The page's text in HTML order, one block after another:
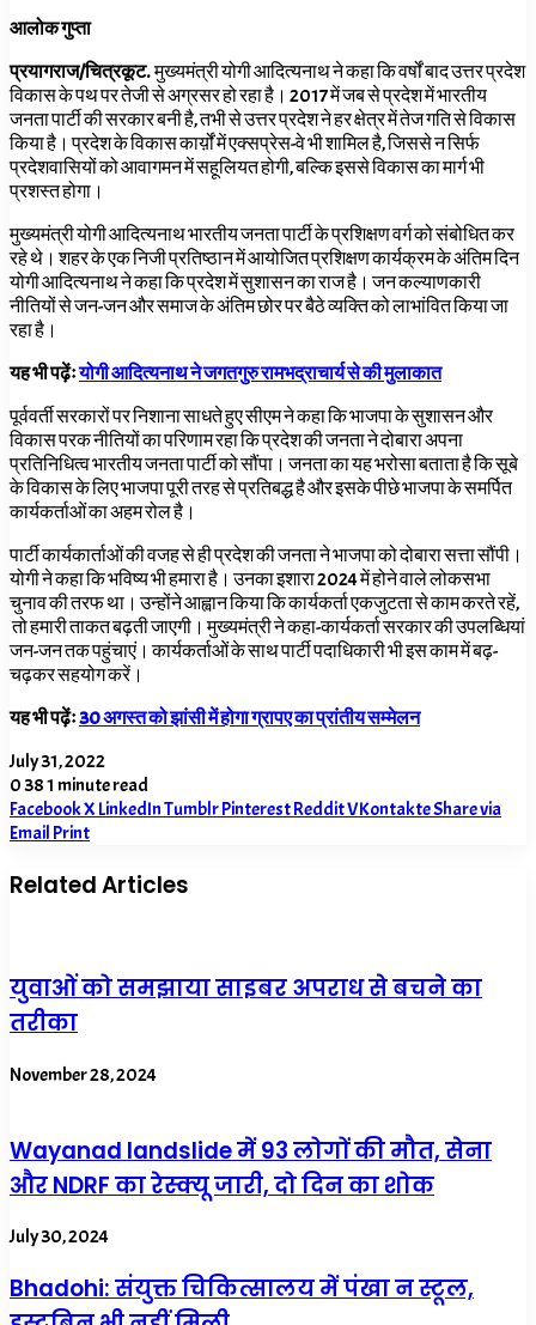
आलोक गुप्ता
प्रयागराज/चित्रकूट.मुख्यमंत्री योगी आदित्यनाथ ने कहा कि वर्षों बाद उत्तर प्रदेश
विकास के पथ पर तेजी से अग्रसर हो रहा है। 2017 में जब से प्रदेश में भारतीय
जनता पार्टी की सरकार बनी है, तभी से उत्तर प्रदेश ने हर क्षेत्र में तेज गति से विकास
किया है। प्रदेश के विकास कार्य़ों में एक्सप्रेस-वे भी शामिल है, जिससे न सिर्फ
प्रदेशवासियों को आवागमन में सहूलियत होगी, बल्कि इससे विकास का मार्ग भी
प्रशस्त होगा।
मुख्यमंत्री योगी आदित्यनाथ भारतीय जनता पार्टी के प्रशिक्षण वर्ग को संबोधित कर
रहे थे। शहर के एक निजी प्रतिष्ठान में आयोजित प्रशिक्षण कार्यक्रम के अंतिम दिन
योगी आदित्यनाथ ने कहा कि प्रदेश में सुशासन का राज है। जन कल्याणकारी
नीतियों से जन-जन और समाज के अंतिम छोर पर बैठे व्यक्ति को लाभांवित किया जा
रहा है।
यह भी पढ़ेंःयोगी आदित्यनाथ ने जगतगुरु रामभद्राचार्य से की मुलाकात
पूर्ववर्ती सरकारों पर निशाना साधते हुए सीएम ने कहा कि भाजपा के सुशासन और
विकास परक नीतियों का परिणाम रहा कि प्रदेश की जनता ने दोबारा अपना
प्रतिनिधित्व भारतीय जनता पार्टी को सौंपा। जनता का यह भरोसा बताता है कि सूबे
के विकास के लिए भाजपा पूरी तरह से प्रतिबद्ध है और इसके पीछे भाजपा के समर्पित
कार्यकर्ताओं का अहम रोल है।
पार्टी कार्यकार्ताओं की वजह से ही प्रदेश की जनता ने भाजपा को दोबारा सत्ता सौंपी।
योगी ने कहा कि भविष्य भी हमारा है। उनका इशारा 2024 में होने वाले लोकसभा
चुनाव की तरफ था। उन्होंने आह्वान किया कि कार्यकर्ता एकजुटता से काम करते रहें,
तो हमारी ताकत बढ़ती जाएगी। मुख्यमंत्री ने कहा-कार्यकर्ता सरकार की उपलब्धियां
जन-जन तक पहुंचाएं। कार्यकर्ताओं के साथ पार्टी पदाधिकारी भी इस काम में बढ़-
चढ़कर सहयोग करें।
यह भी पढ़ेंः30 अगस्त को झांसी में होगा ग्रापए का प्रांतीय सम्मेलन
July 31, 2022
0381 minute read
FacebookXLinkedInTumblrPinterestRedditVKontakteShare via
Email Print
Related Articles
युवाओं को समझाया साइबर अपराध से बचने का
तरीका
November 28, 2024
Wayanad landslide में 93 लोगों की मौत, सेना
और NDRF का रेस्क्यू जारी, दो दिन का शोक
July 30, 2024
Bhadohi: संयुक्त चिकित्सालय में पंखा न स्टूल,